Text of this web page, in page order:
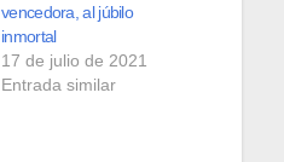
vencedora, al júbilo
inmortal
17 de julio de 2021
Entrada similar